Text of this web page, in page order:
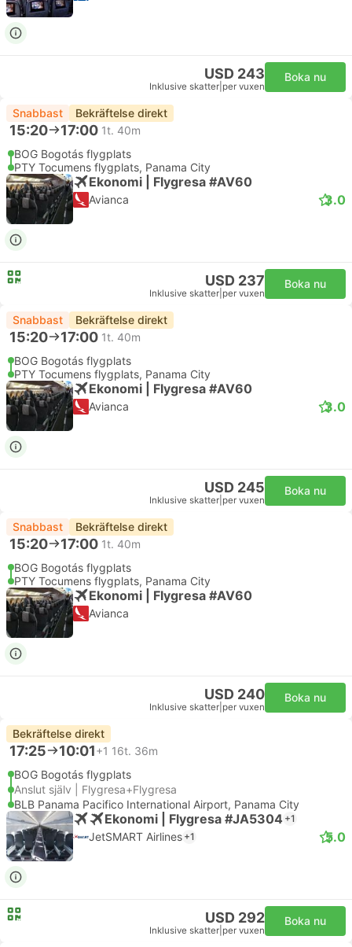
USD 243
Inklusive skatter per vuxen
Boka nu
Snabbast Bekräftelse direkt
15:20 17:00 1t. 40m
BOG Bogotás flygplats
PTY Tocumens flygplats, Panama City
Ekonomi | Flygresa #AV60
Avianca 3.0
USD 237
Inklusive skatter per vuxen
Boka nu
Snabbast Bekräftelse direkt
15:20 17:00 1t. 40m
BOG Bogotás flygplats
PTY Tocumens flygplats, Panama City
Ekonomi | Flygresa #AV60
Avianca 3.0
USD 245
Inklusive skatter per vuxen
Boka nu
Snabbast Bekräftelse direkt
15:20 17:00 1t. 40m
BOG Bogotás flygplats
PTY Tocumens flygplats, Panama City
Ekonomi | Flygresa #AV60
Avianca
USD 240
Inklusive skatter per vuxen
Boka nu
Bekräftelse direkt
17:25 10:01+1 16t. 36m
BOG Bogotás flygplats
Anslut själv | Flygresa+Flygresa
BLB Panama Pacifico International Airport, Panama City
Ekonomi | Flygresa #JA5304 +1
JetSMART Airlines +1 5.0
USD 292
Inklusive skatter per vuxen
Boka nu